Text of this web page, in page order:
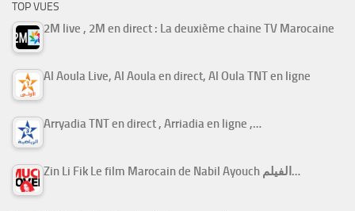
TOP VUES
2M live , 2M en direct : La deuxième chaine TV Marocaine
Al Aoula Live, Al Aoula en direct, Al Oula TNT en ligne
Arryadia TNT en direct , Arriadia en ligne ,…
Zin Li Fik Le film Marocain de Nabil Ayouch الفيلم…